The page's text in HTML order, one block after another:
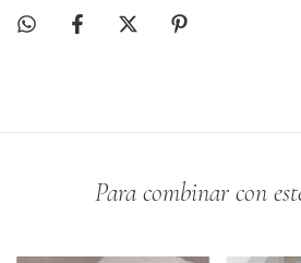
Para combinar con